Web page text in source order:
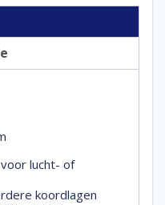
lucht- of
koordlagen